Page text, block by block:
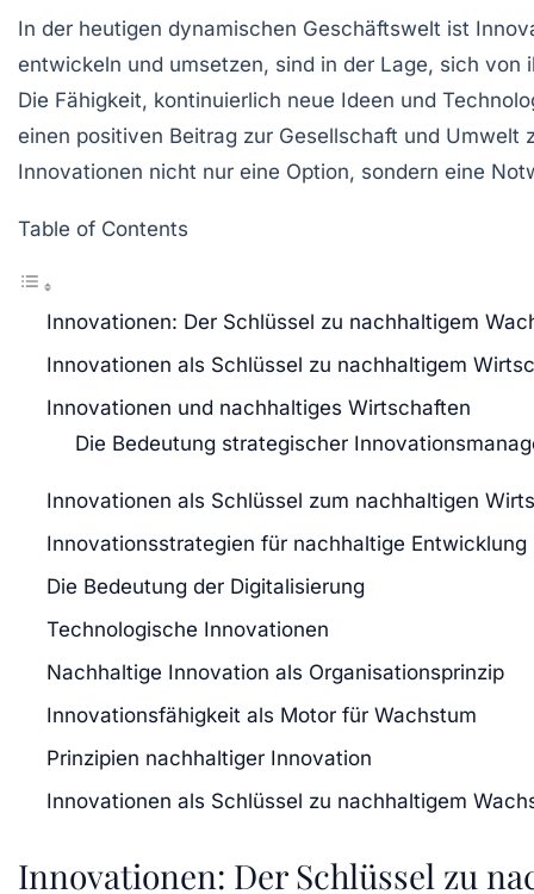
In der heutigen dynamischen Geschäftswelt ist
entwickeln und umsetzen, sind in der Lage, sich
Die Fähigkeit, kontinuierlich neue Ideen und
einen positiven Beitrag zur Gesellschaft und
Innovationen nicht nur eine Option, sondern eine
Table of Contents
Innovationen: Der Schlüssel zu nachhaltigem
Innovationen als Schlüssel zu nachhaltigem
Innovationen und nachhaltiges Wirtschaften
Die Bedeutung strategischer
Innovationen als Schlüssel zum nachhaltigen
Innovationsstrategien für nachhaltige Entwicklung
Die Bedeutung der Digitalisierung
Technologische Innovationen
Nachhaltige Innovation als Organisationsprinzip
Innovationsfähigkeit als Motor für Wachstum
Prinzipien nachhaltiger Innovation
Innovationen als Schlüssel zu nachhaltigem
Innovationen: Der Schlüssel zu